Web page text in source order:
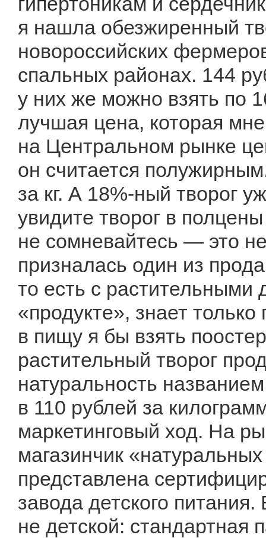
я нашла обезжиренный
новороссийских
спальных районах. 144
у них же можно взять по
лучшая цена, которая
на Центральном рынке
он считается
за кг. А 18%-ный творог
увидите творог в
не сомневайтесь — это
призналась один из
то есть с растительными
«продукте», знает
в пищу я бы взять
растительный творог
натуральность
в 110 рублей за
маркетинговый ход. На
магазинчик
представлена
завода детского
не детской: стандартная